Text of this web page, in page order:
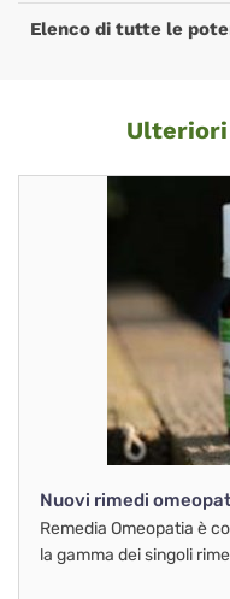
Elenco di tutte le
Nuovi rimedi
Remedia Omeopatia è
la gamma dei singoli